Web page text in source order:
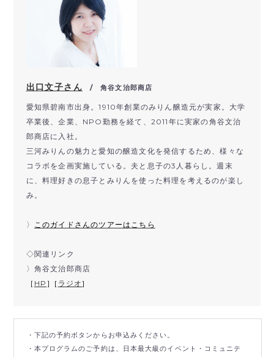
出口文子さん / 角谷文治郎商店
愛知県碧南市出身。1910年創業のみりん醸造元が実家。 大学
卒業後、企業、 NPO 勤務を経て、 2011 年に実家の角谷文治
郎商店に入 社。
三河みりんの魅力と愛知の醸造文化を発信するため、様々な
コラボを企画実施している。夫と息子の3人暮らし。週末
に、料理好きの息子とみりんを使った料理を考えるのが楽し
み。
〉 このガイドさんのツアーはこちら
◇関連リンク
〉角谷文治郎商店
［ HP ］[ ラジオ]
・下記の予約ボタンからお申込みください。
・本プログラムのご予約は、日本最大級のイベント・コミュニテ